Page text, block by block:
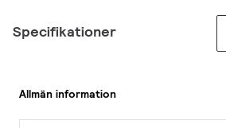
Specifikationer
Allmän information